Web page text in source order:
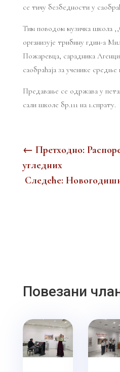
се тичу безбедности у
Тим поводом музичка школа
организује трибину гдин-а
Пожаревца, сарадника
саобраћаја за ученике
Предавање се одржава у
сали школе бр.111 на 1.спрату.
← Претходно:
угледних
Следеће:
Повезани